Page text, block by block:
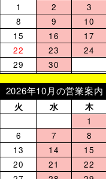
1
2 3
8 9 10
15 16 17
22 23 24
29 30
2026年10月の営業案内
火 水 木
1
6 7 8
13 14 15
20 21 22